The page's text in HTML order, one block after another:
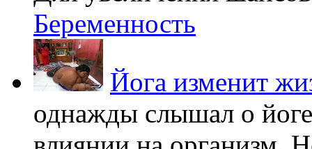
Беременность
Йога изменит
однажды слышал о